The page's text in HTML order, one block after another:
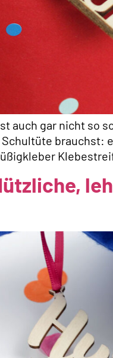
auch gar nicht so
brauchst: